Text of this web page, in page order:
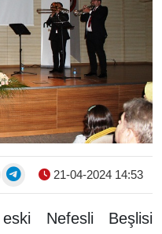
21-04-2024 14:53
Nefesli Beşlisi